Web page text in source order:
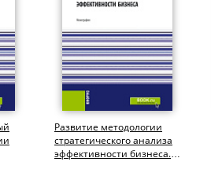
Развитие методологии
стратегического анализа
эффективности бизнеса.